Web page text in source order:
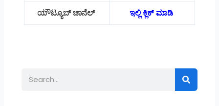
ಯೌಟ್ಯೂಬ್ ಚಾನೆಲ್ ಇಲ್ಲಿ ಕ್ಲಿಕ್ ಮಾಡಿ
Search